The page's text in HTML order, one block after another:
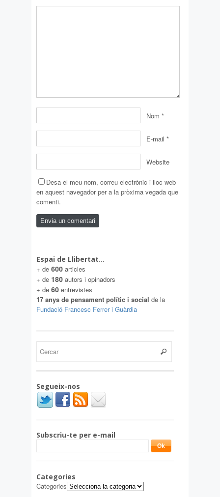
Nom *
E-mail *
Website
Desa el meu nom, correu electrònic i lloc web
en aquest navegador per a la pròxima vegada que
comenti.
Espai de Llibertat…
+ de 600 articles
+ de 180 autors i opinadors
+ de 60 entrevistes
17 anys de pensament polític i social de la
Fundació Francesc Ferrer i Guàrdia
Segueix-nos
Subscriu-te per e-mail
Categories
Categories